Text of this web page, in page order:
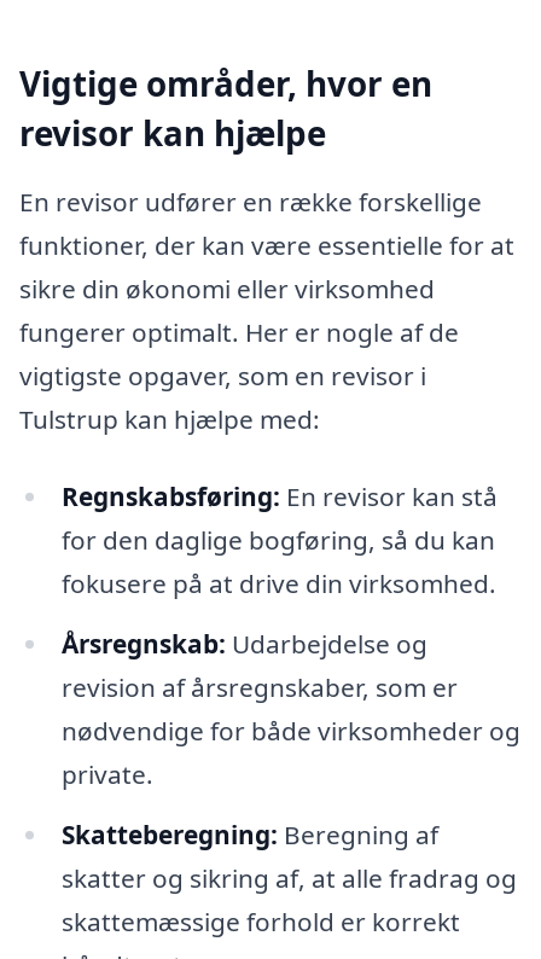
Vigtige områder, hvor en
revisor kan hjælpe
En revisor udfører en række forskellige
funktioner, der kan være essentielle for at
sikre din økonomi eller virksomhed
fungerer optimalt. Her er nogle af de
vigtigste opgaver, som en revisor i
Tulstrup kan hjælpe med:
Regnskabsføring: En revisor kan stå
for den daglige bogføring, så du kan
fokusere på at drive din virksomhed.
Årsregnskab: Udarbejdelse og
revision af årsregnskaber, som er
nødvendige for både virksomheder og
private.
Skatteberegning: Beregning af
skatter og sikring af, at alle fradrag og
skattemæssige forhold er korrekt